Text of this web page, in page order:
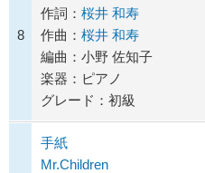
8
作詞： 桜井 和寿
作曲： 桜井 和寿
編曲：小野 佐知子
楽器：ピアノ
グレード：初級
手紙
Mr.Children